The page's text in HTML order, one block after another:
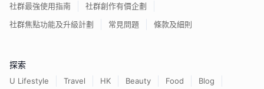
社群最強使用指南
社群創作有價企劃
社群焦點功能及升級計劃
常見問題 條款及細則
探索
U Lifestyle Travel HK Beauty Food
Blog